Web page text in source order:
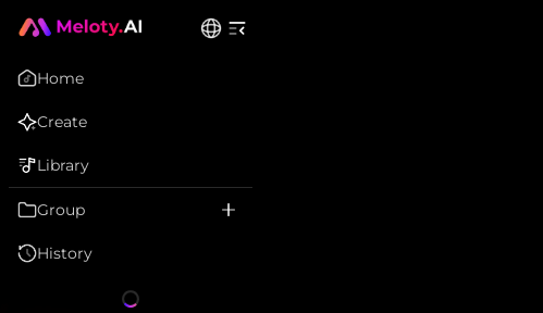
Home
Create
Library
Group
History